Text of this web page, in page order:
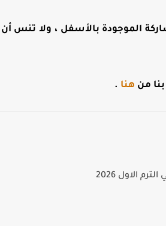
الموجودة بالأسفل ، ولا تنس أن
من هنا .